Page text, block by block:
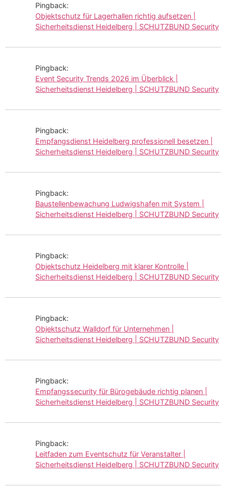
Pingback:
Objektschutz für Lagerhallen richtig aufsetzen |
Sicherheitsdienst Heidelberg | SCHUTZBUND Security
Pingback:
Event Security Trends 2026 im Überblick |
Sicherheitsdienst Heidelberg | SCHUTZBUND Security
Pingback:
Empfangsdienst Heidelberg professionell besetzen |
Sicherheitsdienst Heidelberg | SCHUTZBUND Security
Pingback:
Baustellenbewachung Ludwigshafen mit System |
Sicherheitsdienst Heidelberg | SCHUTZBUND Security
Pingback:
Objektschutz Heidelberg mit klarer Kontrolle |
Sicherheitsdienst Heidelberg | SCHUTZBUND Security
Pingback:
Objektschutz Walldorf für Unternehmen |
Sicherheitsdienst Heidelberg | SCHUTZBUND Security
Pingback:
Empfangssecurity für Bürogebäude richtig planen |
Sicherheitsdienst Heidelberg | SCHUTZBUND Security
Pingback:
Leitfaden zum Eventschutz für Veranstalter |
Sicherheitsdienst Heidelberg | SCHUTZBUND Security